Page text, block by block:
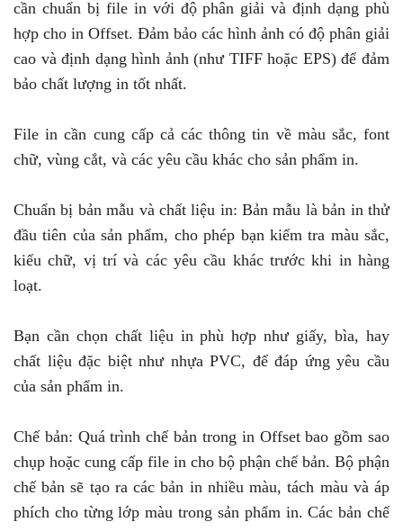
cần chuẩn bị file in với độ phân giải và định dạng phù
hợp cho in Offset. Đảm bảo các hình ảnh có độ phân giải
cao và định dạng hình ảnh (như TIFF hoặc EPS) để đảm
bảo chất lượng in tốt nhất.
File in cần cung cấp cả các thông tin về màu sắc, font
chữ, vùng cắt, và các yêu cầu khác cho sản phẩm in.
Chuẩn bị bản mẫu và chất liệu in: Bản mẫu là bản in thử
đầu tiên của sản phẩm, cho phép bạn kiểm tra màu sắc,
kiểu chữ, vị trí và các yêu cầu khác trước khi in hàng
loạt.
Bạn cần chọn chất liệu in phù hợp như giấy, bìa, hay
chất liệu đặc biệt như nhựa PVC, để đáp ứng yêu cầu
của sản phẩm in.
Chế bản: Quá trình chế bản trong in Offset bao gồm sao
chụp hoặc cung cấp file in cho bộ phận chế bản. Bộ phận
chế bản sẽ tạo ra các bản in nhiều màu, tách màu và áp
phích cho từng lớp màu trong sản phẩm in. Các bản chế